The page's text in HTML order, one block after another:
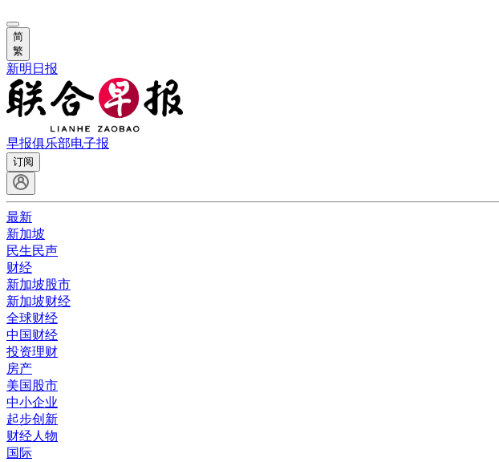
简
繁
新明日报
早报俱乐部电子报
订阅
最新
新加坡
民生民声
财经
新加坡股市
新加坡财经
全球财经
中国财经
投资理财
房产
美国股市
中小企业
起步创新
财经人物
国际